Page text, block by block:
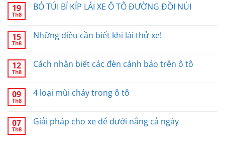
19
Th8
BỎ TÚI BÍ KÍP LÁI XE Ô TÔ ĐƯỜNG ĐỒI NÚI
15
Th8
Những điều cần biết khi lái thử xe!
12
Th8
Cách nhận biết các đèn cảnh báo trên ô tô
09
Th8
4 loại mùi cháy trong ô tô
07
Th8
Giải pháp cho xe để dưới nắng cả ngày